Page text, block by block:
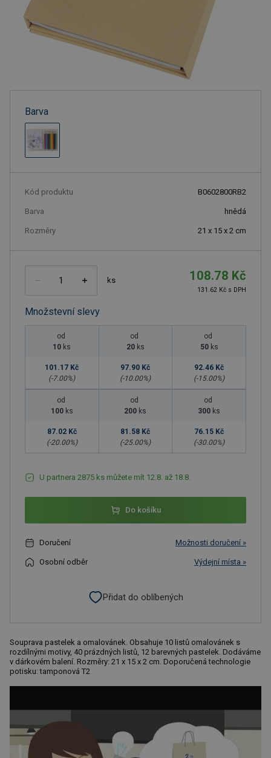
Barva
Kód produktu B0602800RB2
Barva hnědá
Rozměry 21 x 15 x 2 cm
ks 108.78 Kč
131.62 Kč s DPH
Množstevní slevy
od
10 ks
101.17 Kč
(-7.00%)
od
20 ks
97.90 Kč
(-10.00%)
od
50 ks
92.46 Kč
(-15.00%)
od
100 ks
87.02 Kč
(-20.00%)
od
200 ks
81.58 Kč
(-25.00%)
od
300 ks
76.15 Kč
(-30.00%)
U partnera 2875 ks můžete mít 12.8. až 18.8.
Do košíku
Doručení Možnosti doručení »
Osobní odběr Výdejní místa »
Přidat do oblíbených
Souprava pastelek a omalovánek. Obsahuje 10 listů omalovánek s
rozdílnými motivy, 40 prázdných listů, 12 barevných pastelek. Dodáváme
v dárkovém balení. Rozměry: 21 x 15 x 2 cm. Doporučená technologie
potisku: tamponová T2